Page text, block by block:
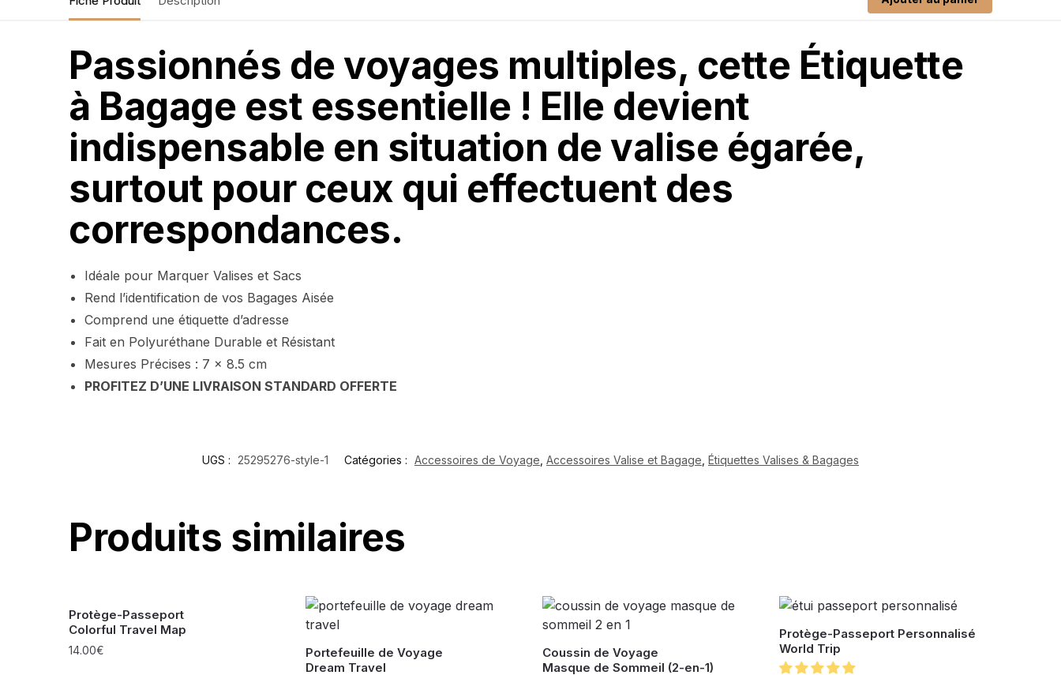
Passionnés de voyages multiples, cette Étiquette
à Bagage est essentielle ! Elle devient
indispensable en situation de valise égarée,
surtout pour ceux qui effectuent des
correspondances.
Idéale pour Marquer Valises et Sacs
Rend l’identification de vos Bagages Aisée
Comprend une étiquette d’adresse
Fait en Polyuréthane Durable et Résistant
Mesures Précises : 7 x 8.5 cm
PROFITEZ D’UNE LIVRAISON STANDARD OFFERTE
UGS : 25295276-style-1 Catégories : Accessoires de Voyage Accessoires Valise et Bagage Étiquettes Valises & Bagages
Produits similaires
Protège-Passeport
Colorful Travel Map
14.00€
Portefeuille de Voyage
Dream Travel
Coussin de Voyage
Masque de Sommeil (2-en-1)
Protège-Passeport Personnalisé
World Trip